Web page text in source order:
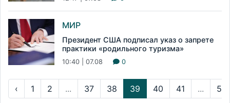
МИР
Президент США подписал указ о запрете
практики «родильного туризма»
10:40 | 07.08 0
‹ 1 2 ... 37 38 39 40 41 ... 53